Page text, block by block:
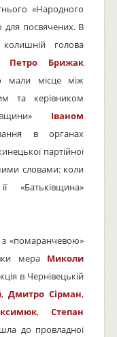
«Народного
для посвячених. В
голова
Петро Брижак
мали місце між
та керівником
Іваном
в органах
партійної
словами: коли
«Батьківщина»
з «помаранчевою»
мера Миколи
в Чернівецькій
,Дмитро Сірман,
,Степан
до провладної